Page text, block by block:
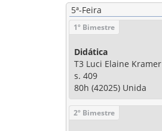
5ª-Feira
1º Bimestre
Didática
T3 Luci Elaine Kramer
s. 409
80h (42025) Unida
2º Bimestre